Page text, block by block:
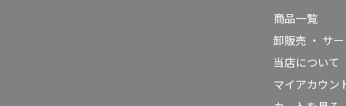
商品一覧
卸販売 ・ サ
当店について
マイアカウン